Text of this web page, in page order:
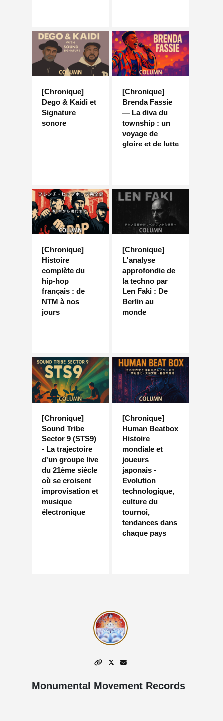
[Chronique]
Dego & Kaidi et
Signature
sonore
[Chronique]
Brenda Fassie
— La diva du
township : un
voyage de
gloire et de lutte
[Chronique]
Histoire
complète du
hip-hop
français : de
NTM à nos
jours
[Chronique]
L'analyse
approfondie de
la techno par
Len Faki : De
Berlin au
monde
[Chronique]
Sound Tribe
Sector 9 (STS9)
- La trajectoire
d'un groupe live
du 21ème siècle
où se croisent
improvisation et
musique
électronique
[Chronique]
Human Beatbox
Histoire
mondiale et
joueurs
japonais -
Evolution
technologique,
culture du
tournoi,
tendances dans
chaque pays
Monumental Movement Records